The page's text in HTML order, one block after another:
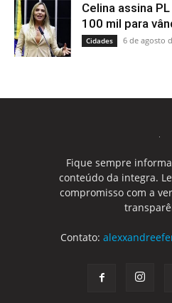
Celina assina
100 mil para
Cidades 6 de agosto
Fique sempre
conteúdo da integra.
compromisso com a
Contato: